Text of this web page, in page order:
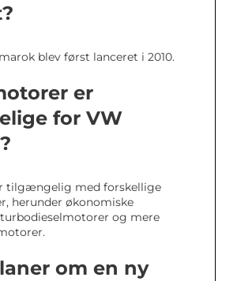
blev først lanceret i 2010.
er
for VW
tilgængelig med forskellige
herunder økonomiske
og mere
om en ny